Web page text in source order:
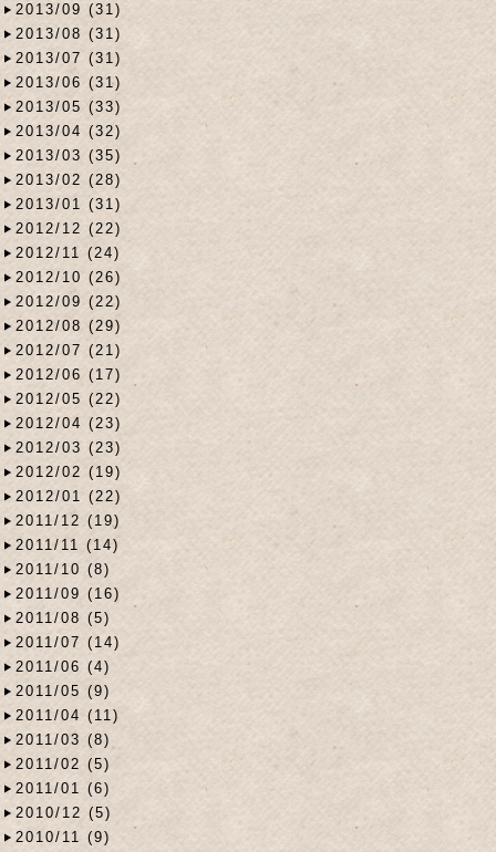
2013/09 (31)
2013/08 (31)
2013/07 (31)
2013/06 (31)
2013/05 (33)
2013/04 (32)
2013/03 (35)
2013/02 (28)
2013/01 (31)
2012/12 (22)
2012/11 (24)
2012/10 (26)
2012/09 (22)
2012/08 (29)
2012/07 (21)
2012/06 (17)
2012/05 (22)
2012/04 (23)
2012/03 (23)
2012/02 (19)
2012/01 (22)
2011/12 (19)
2011/11 (14)
2011/10 (8)
2011/09 (16)
2011/08 (5)
2011/07 (14)
2011/06 (4)
2011/05 (9)
2011/04 (11)
2011/03 (8)
2011/02 (5)
2011/01 (6)
2010/12 (5)
2010/11 (9)